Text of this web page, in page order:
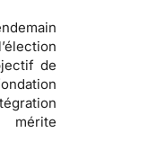
de
mérite